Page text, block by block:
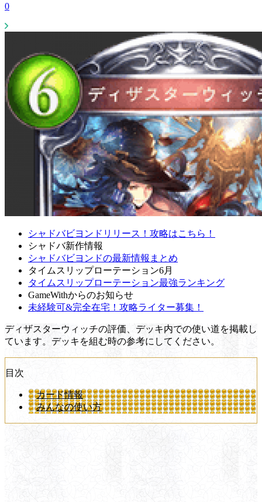
0
シャドバビヨンドリリース！攻略はこちら！
シャドバ新作情報
シャドバビヨンドの最新情報まとめ
タイムスリップローテーション6月
タイムスリップローテーション最強ランキング
GameWithからのお知らせ
未経験可&完全在宅！攻略ライター募集！
ディザスターウィッチの評価、デッキ内での使い道を掲載し
ています。デッキを組む時の参考にしてください。
目次
カード情報
みんなの使い方